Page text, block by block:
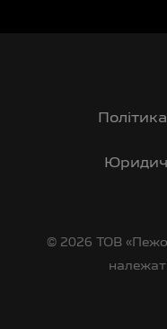
© 2026 ТОВ «Пежо